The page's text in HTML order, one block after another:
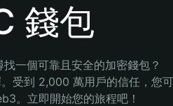
錢包
一個可靠且安全的加密錢包？
受到 2,000 萬用戶的信任，您
。立即開始您的旅程吧！